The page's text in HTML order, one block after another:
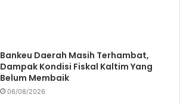
Bankeu Daerah Masih Terhambat,
Dampak Kondisi Fiskal Kaltim Yang
Belum Membaik
06/08/2026